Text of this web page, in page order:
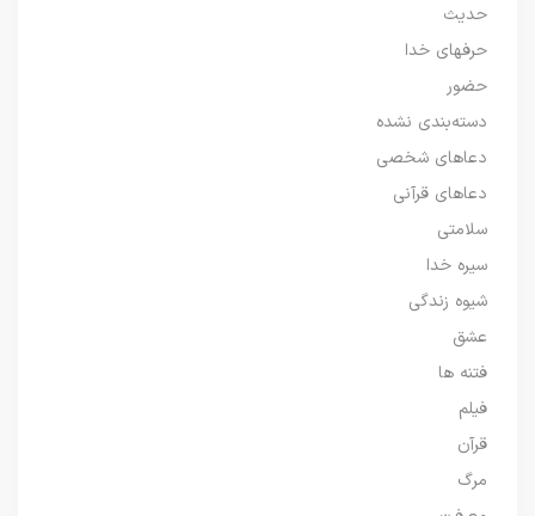
حدیث
حرفهای خدا
حضور
دسته‌بندی نشده
دعاهای شخصی
دعاهای قرآنی
سلامتی
سیره خدا
شیوه زندگی
عشق
فتنه ها
فیلم
قرآن
مرگ